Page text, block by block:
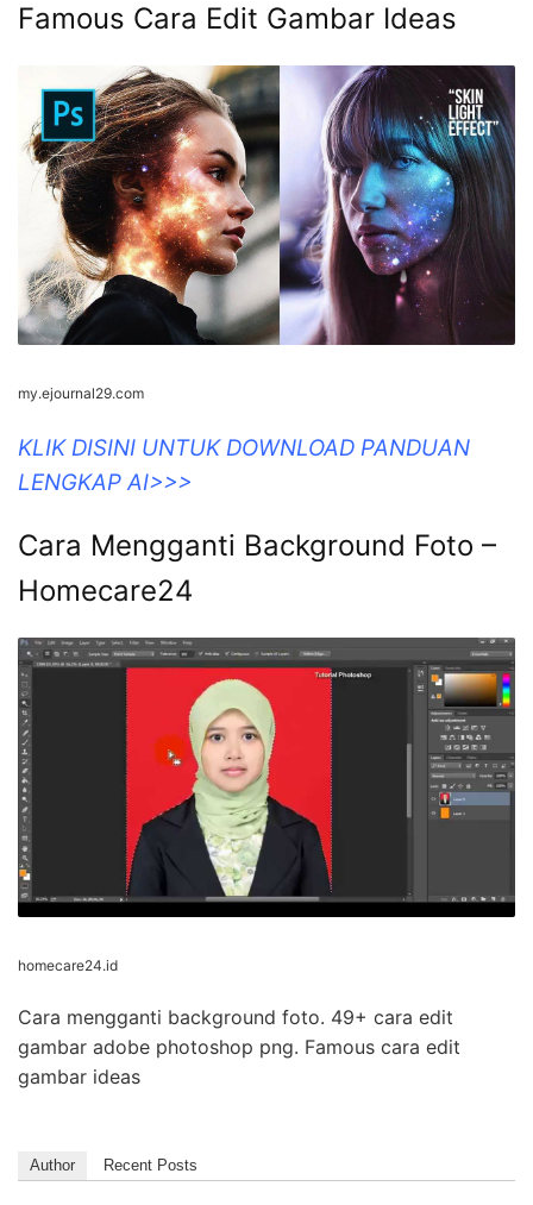
Famous Cara Edit Gambar Ideas
my.ejournal29.com
KLIK DISINI UNTUK DOWNLOAD PANDUAN
LENGKAP AI>>>
Cara Mengganti Background Foto –
Homecare24
homecare24.id
Cara mengganti background foto. 49+ cara edit
gambar adobe photoshop png. Famous cara edit
gambar ideas
Author Recent Posts